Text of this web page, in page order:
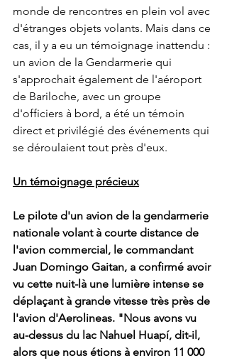
monde de rencontres en plein vol avec
d'étranges objets volants. Mais dans ce
cas, il y a eu un témoignage inattendu :
un avion de la Gendarmerie qui
s'approchait également de l'aéroport
de Bariloche, avec un groupe
d'officiers à bord, a été un témoin
direct et privilégié des événements qui
se déroulaient tout près d'eux.
Un témoignage précieux
Le pilote d'un avion de la gendarmerie
nationale volant à courte distance de
l'avion commercial, le commandant
Juan Domingo Gaitan, a confirmé avoir
vu cette nuit-là une lumière intense se
déplaçant à grande vitesse très près de
l'avion d'Aerolineas. "Nous avons vu
au-dessus du lac Nahuel Huapí, dit-il,
alors que nous étions à environ 11 000